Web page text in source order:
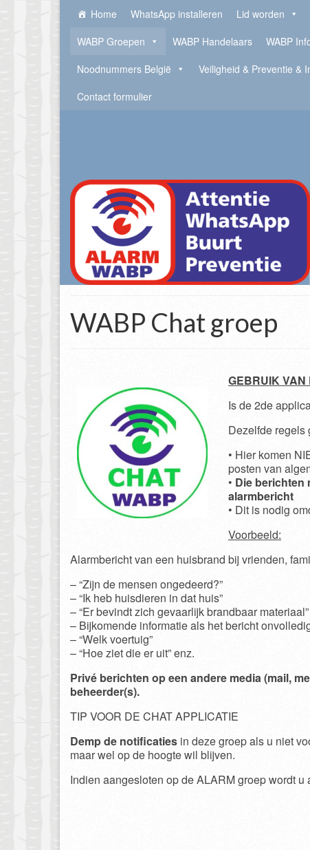
Home WhatsApp installeren Lid worden
WABP Groepen
WABP Handelaars
WABP
Noodnummers België
Veiligheid & Preventie &
Contact formulier
WABP Chat groep
GEBRUIK VAN
Is de 2de
Dezelfde regels
• Hier komen
posten van
• Die berichten
alarmbericht
• Dit is nodig
Voorbeeld:
Alarmbericht van een huisbrand bij vrienden,
– “Zijn de mensen ongedeerd?”
– “Ik heb huisdieren in dat huis”
– “Er bevindt zich gevaarlijk brandbaar
– Bijkomende informatie als het bericht
– “Welk voertuig”
– “Hoe ziet die er uit” enz.
Privé berichten op een andere media (mail,
beheerder(s).
TIP VOOR DE CHAT APPLICATIE
Demp de notificaties in deze groep als u niet
maar wel op de hoogte wil blijven.
Indien aangesloten op de ALARM groep wordt